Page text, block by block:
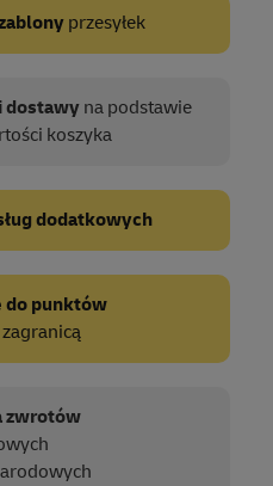
przesyłek
dostawyna podstawie
koszyka
dodatkowych
do punktów
zwrotów